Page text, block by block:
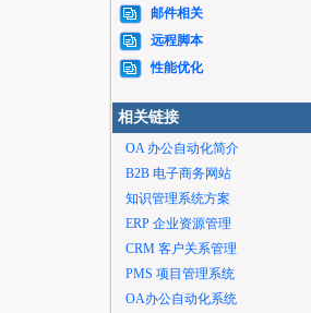
邮件相关
远程脚本
性能优化
相关链接
OA 办公自动化简介
B2B 电子商务网站
知识管理系统方案
ERP 企业资源管理
CRM 客户关系管理
PMS 项目管理系统
OA办公自动化系统